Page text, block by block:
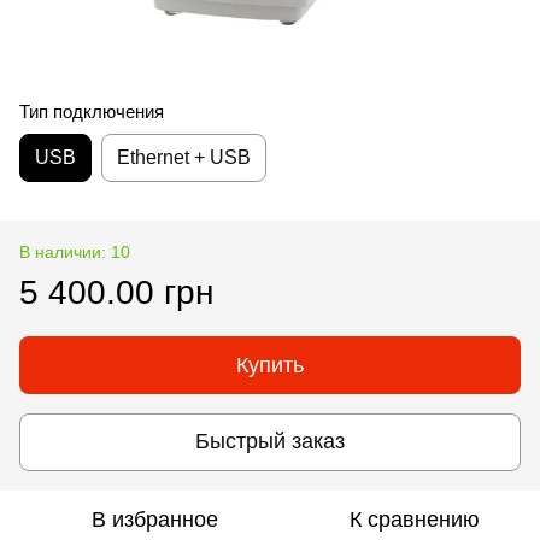
Тип подключения
USB Ethernet + USB
В наличии: 10
5 400.00 грн
Купить
Быстрый заказ
В избранное К сравнению